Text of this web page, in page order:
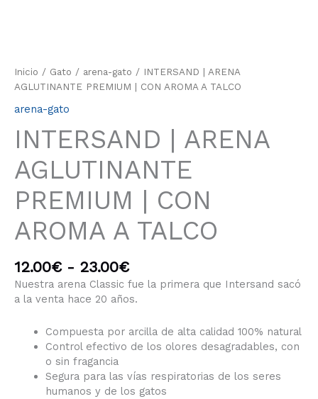
Inicio / Gato / arena-gato / INTERSAND | ARENA
AGLUTINANTE PREMIUM | CON AROMA A TALCO
arena-gato
INTERSAND | ARENA
AGLUTINANTE
PREMIUM | CON
AROMA A TALCO
12.00€ - 23.00€
Nuestra arena Classic fue la primera que Intersand sacó
a la venta hace 20 años.
Compuesta por arcilla de alta calidad 100% natural
Control efectivo de los olores desagradables, con
o sin fragancia
Segura para las vías respiratorias de los seres
humanos y de los gatos